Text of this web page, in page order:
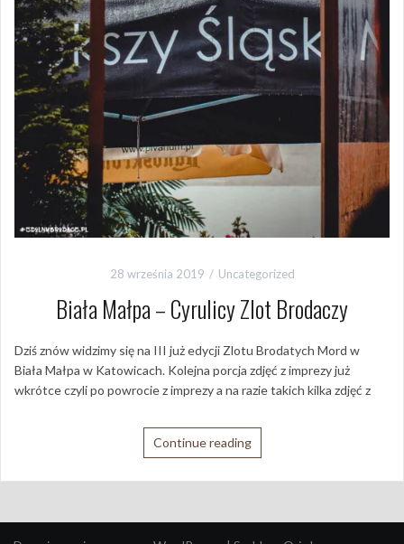
28 września 2019 Uncategorized
Biała Małpa – Cyrulicy Zlot Brodaczy
Dziś znów widzimy się na III już edycji Zlotu Brodatych Mord w
Biała Małpa w Katowicach. Kolejna porcja zdjęć z imprezy już
wkrótce czyli po powrocie z imprezy a na razie takich kilka zdjęć z
Continue reading